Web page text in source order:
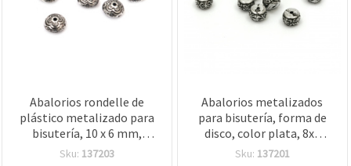
Abalorios rondelle de
plástico metalizado para
bisutería, 10 x 6 mm,
agujero 1,5 mm, color
Sku: 137203
Abalorios metalizados
para bisutería, forma de
disco, color plata, 8x6
mm, agujero 1 mm, 20 g
Sku: 137201